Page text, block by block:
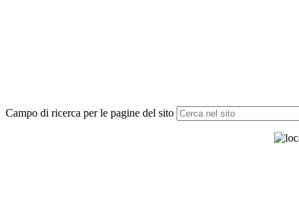
Campo di ricerca per le pagine del sito